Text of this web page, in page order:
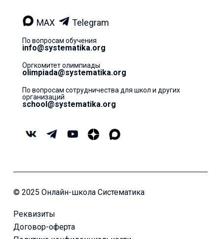
MAX Telegram
По вопросам обучения
info@systematika.org
Оргкомитет олимпиады
olimpiada@systematika.org
По вопросам сотрудничества для школ и других
организаций
school@systematika.org
© 2025 Онлайн-школа Систематика
Реквизиты
Договор-оферта